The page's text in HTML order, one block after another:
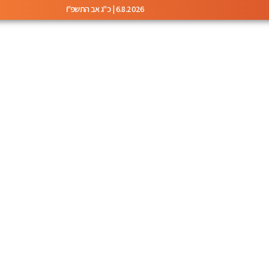
6.8.2026 | כ"ג אב התשפ"ו